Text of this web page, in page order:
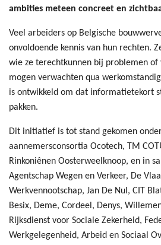
ambities meteen concreet en
Veel arbeiders op Belgische
onvoldoende kennis van hun rechten.
wie ze terechtkunnen bij problemen
mogen verwachten qua
is ontwikkeld om dat informatietekort
pakken.
Dit initiatief is tot stand gekomen
aannemersconsortia Ocotech, TM
Rinkoniênen Oosterweelknoop, en in
Agentschap Wegen en Verkeer, De
Werkvennootschap, Jan De Nul, CIT
Besix, Deme, Cordeel, Denys,
Rijksdienst voor Sociale Zekerheid,
Werkgelegenheid, Arbeid en Sociaal